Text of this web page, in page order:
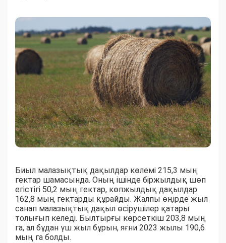
Биыл малазықтық дақылдар көлемі 215,3 мың
гектар шамасында. Оның ішінде біржылдық шөп
егістігі 50,2 мың гектар, көпжылдық дақылдар
162,8 мың гектарды құрайды. Жалпы өңірде жыл
санап малазықтық дақыл өсірушілер қатары
толығып келеді. Былтырғы көрсеткіш 203,8 мың
га, ал бұдан үш жыл бұрын, яғни 2023 жылы 190,6
мың га болды.